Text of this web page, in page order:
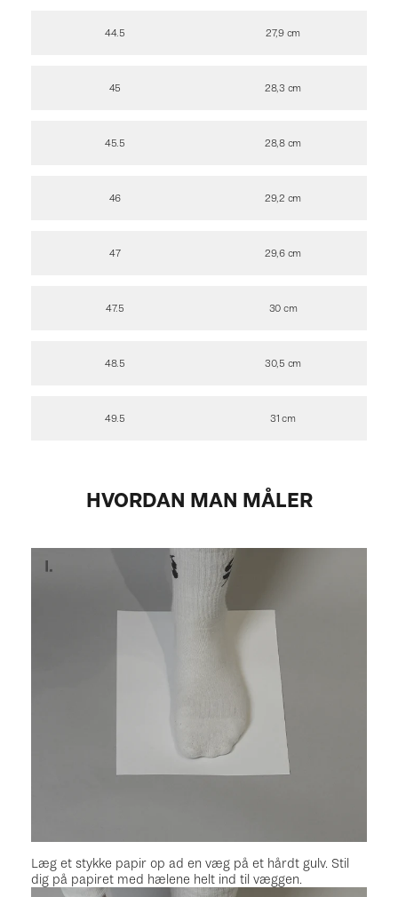
44.5
45
45.5
46
47
47.5
48.5
49.5
27,9 cm
28,3 cm
28,8 cm
29,2 cm
29,6 cm
30 cm
30,5 cm
31 cm
HVORDAN MAN MÅLER
Læg et stykke papir op ad en væg på et hårdt gulv. Stil
dig på papiret med hælene helt ind til væggen.